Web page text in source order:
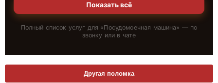
Показать всё
Полный список услуг для «Посудомоечная машина» — по
звонку или в чате
Другая поломка